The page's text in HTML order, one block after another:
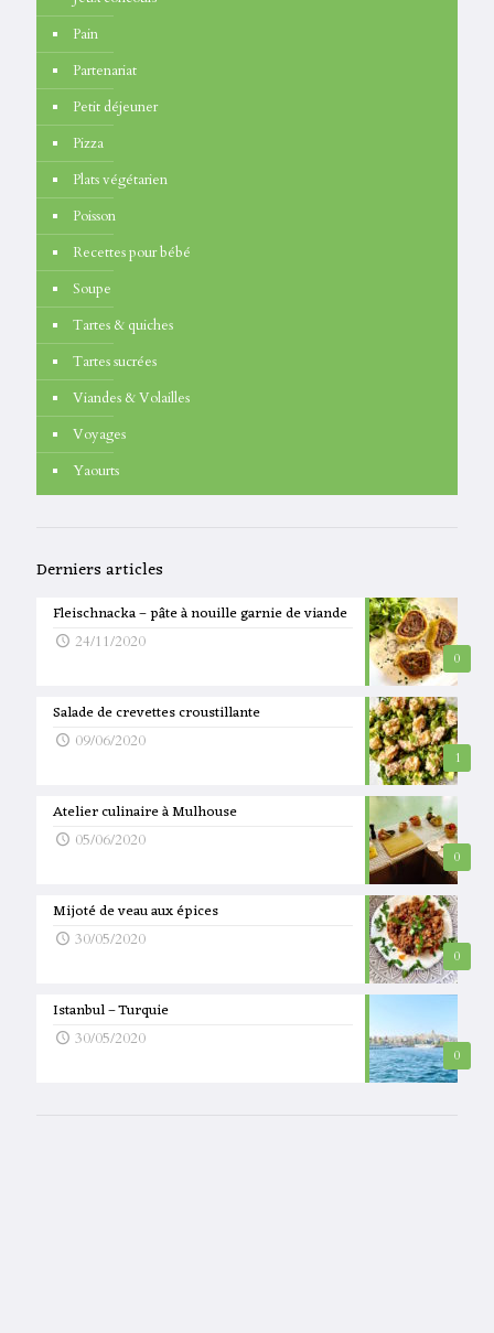
Pain
Partenariat
Petit déjeuner
Pizza
Plats végétarien
Poisson
Recettes pour bébé
Soupe
Tartes & quiches
Tartes sucrées
Viandes & Volailles
Voyages
Yaourts
Derniers articles
0
Fleischnacka – pâte à nouille garnie de viande
24/11/2020
1
Salade de crevettes croustillante
09/06/2020
0
Atelier culinaire à Mulhouse
05/06/2020
0
Mijoté de veau aux épices
30/05/2020
0
Istanbul – Turquie
30/05/2020